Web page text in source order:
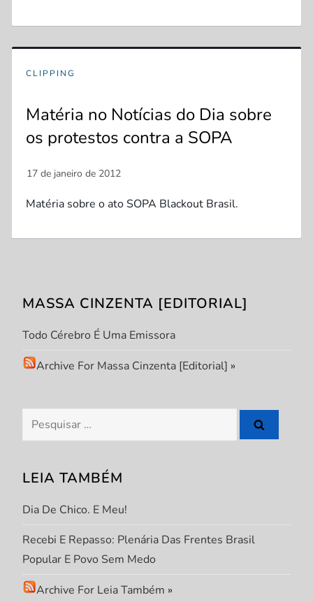
CLIPPING
Matéria no Notícias do Dia sobre
os protestos contra a SOPA
Matéria sobre o ato SOPA Blackout Brasil.
MASSA CINZENTA [EDITORIAL]
Todo Cérebro É Uma Emissora
Archive For Massa Cinzenta [Editorial] »
Pesquisar
por:
LEIA TAMBÉM
Dia De Chico. E Meu!
Recebi E Repasso: Plenária Das Frentes Brasil
Popular E Povo Sem Medo
Archive For Leia Também »